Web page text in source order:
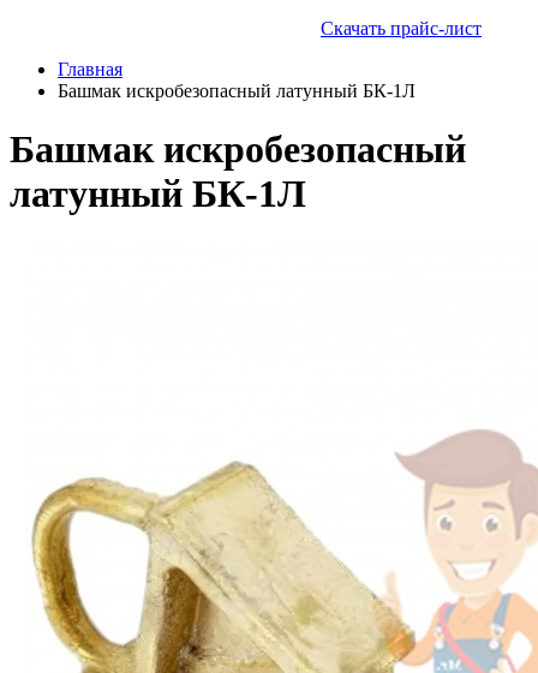
Скачать прайс-лист
Главная
Башмак искробезопасный латунный БК-1Л
Башмак искробезопасный
латунный БК-1Л